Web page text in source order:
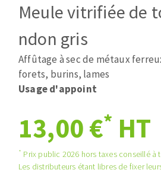
Disques fibre et papier
Cales à poncer et patins
Plateaux supports
Eponges abrasive
Disques abrasifs agglomérés
Meules d'ébarbage
TRAITEMENT DE
Disques à lamelles
Meule vitrifiée de
ndon gris
Affûtage à sec de métaux
forets, burins, lames
Usage d'appoint
13,00 €* HT
* Prix public 2026 hors taxes conseillé à
Les distributeurs étant libres de fixer